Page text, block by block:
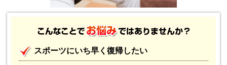
スポーツにいち早く復帰したい